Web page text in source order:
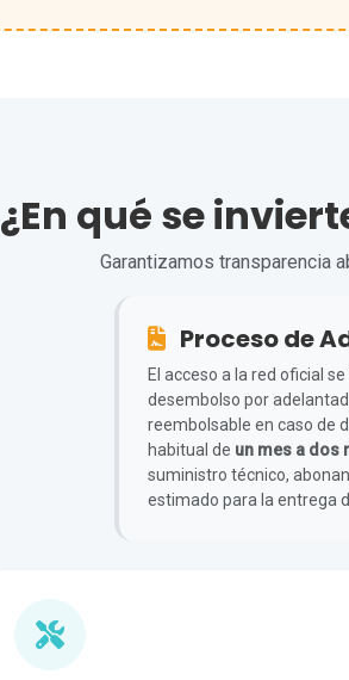
¿En qué se
Garantizamos transparencia
Proceso de
El acceso a la red oficial
desembolso por
reembolsable en caso de
habitual de un mes a dos
suministro técnico,
estimado para la entrega